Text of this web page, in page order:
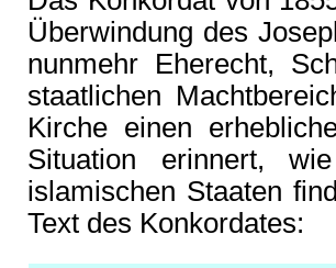
Überwindung des
nunmehr Eherecht,
staatlichen
Kirche einen
Situation erinnert,
islamischen Staaten
Text des Konkordates: